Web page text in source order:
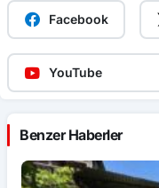
Facebook
YouTube
Benzer Haberler